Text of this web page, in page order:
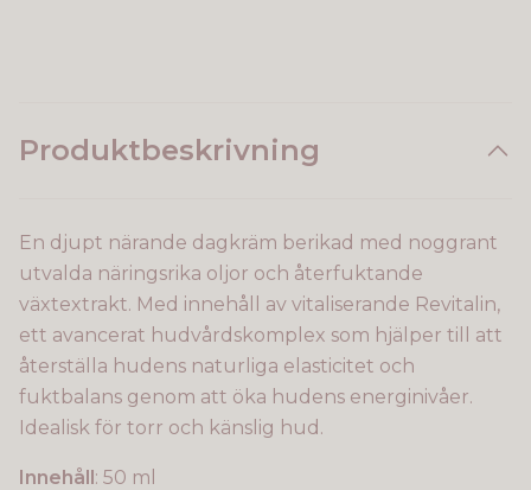
Produktbeskrivning
En djupt närande dagkräm berikad med noggrant
utvalda näringsrika oljor och återfuktande
växtextrakt. Med innehåll av vitaliserande Revitalin,
ett avancerat hudvårdskomplex som hjälper till att
återställa hudens naturliga elasticitet och
fuktbalans genom att öka hudens energinivåer.
Idealisk för torr och känslig hud.
Innehåll: 50 ml